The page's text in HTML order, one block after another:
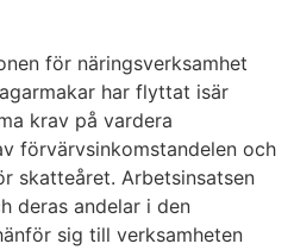
för näringsverksamhet
har flyttat isär
krav på vardera
förvärvsinkomstandelen och
skatteåret. Arbetsinsatsen
deras andelar i den
sig till verksamheten